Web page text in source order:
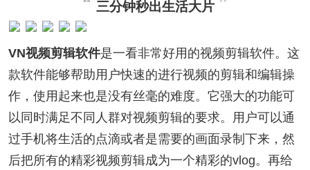
三分钟秒出生活大片
VN视频剪辑软件是一看非常好用的视频剪辑软件。这
款软件能够帮助用户快速的进行视频的剪辑和编辑操
作，使用起来也是没有丝毫的难度。它强大的功能可
以同时满足不同人群对视频剪辑的要求。用户可以通
过手机将生活的点滴或者是需要的画面录制下来，然
后把所有的精彩视频剪辑成为一个精彩的vlog。再给